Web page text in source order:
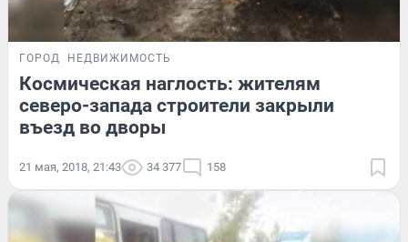
ГОРОД НЕДВИЖИМОСТЬ
Космическая наглость: жителям
северо-запада строители закрыли
въезд во дворы
21 мая, 2018, 21:43 34 377 158